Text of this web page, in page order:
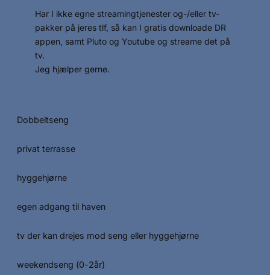
Har I ikke egne streamingtjenester og-/eller tv-
pakker på jeres tlf, så kan I gratis downloade DR
appen, samt Pluto og Youtube og streame det på
tv.
Jeg hjælper gerne.
Dobbeltseng
privat terrasse
hyggehjørne
egen adgang til haven
tv der kan drejes mod seng eller hyggehjørne
weekendseng (0-2år)